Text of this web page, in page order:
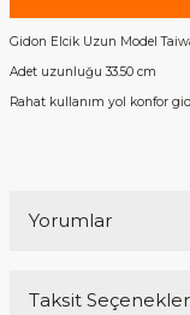
Gidon Elcik Uzun Model
Adet uzunluğu 33.50 cm
Rahat kullanım yol konfor
Yorumlar
Taksit